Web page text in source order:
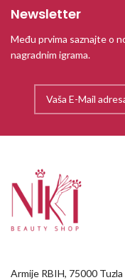
Newsletter
Među prvima saznajte o
nagradnim igrama.
Armije RBIH, 75000 Tuzla